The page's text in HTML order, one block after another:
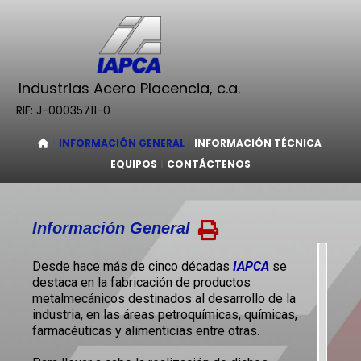
Industrias Acero Placencia, c.a.
RIF: J-00035711-0
INFORMACIÓN GENERAL
INFORMACIÓN TÉCNICA
EQUIPOS
CONTÁCTENOS
Información General
Desde hace más de cinco décadas IAPCA se
destaca en la fabricación de productos
metalmecánicos destinados al desarrollo de la
industria, en las áreas petroquímicas, químicas,
farmacéuticas y alimenticias entre otras.